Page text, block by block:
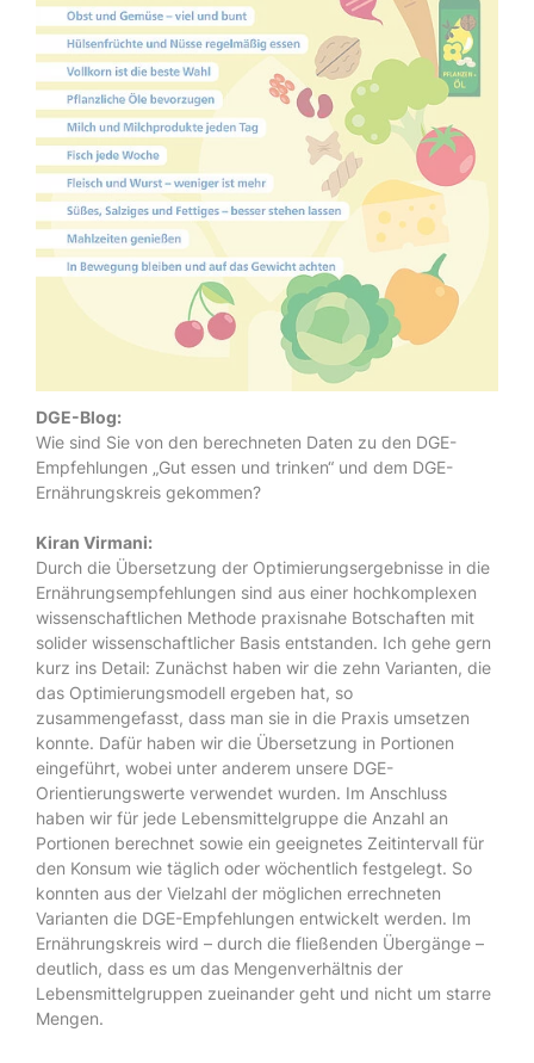
DGE-Blog:
Wie sind Sie von den berechneten Daten zu den DGE-
Empfehlungen „Gut essen und trinken“ und dem DGE-
Ernährungskreis gekommen?
Kiran Virmani:
Durch die Übersetzung der Optimierungsergebnisse in die
Ernährungsempfehlungen sind aus einer hochkomplexen
wissenschaftlichen Methode praxisnahe Botschaften mit
solider wissenschaftlicher Basis entstanden. Ich gehe gern
kurz ins Detail: Zunächst haben wir die zehn Varianten, die
das Optimierungsmodell ergeben hat, so
zusammengefasst, dass man sie in die Praxis umsetzen
konnte. Dafür haben wir die Übersetzung in Portionen
eingeführt, wobei unter anderem unsere DGE-
Orientierungswerte verwendet wurden. Im Anschluss
haben wir für jede Lebensmittelgruppe die Anzahl an
Portionen berechnet sowie ein geeignetes Zeitintervall für
den Konsum wie täglich oder wöchentlich festgelegt. So
konnten aus der Vielzahl der möglichen errechneten
Varianten die DGE-Empfehlungen entwickelt werden. Im
Ernährungskreis wird – durch die fließenden Übergänge –
deutlich, dass es um das Mengenverhältnis der
Lebensmittelgruppen zueinander geht und nicht um starre
Mengen.